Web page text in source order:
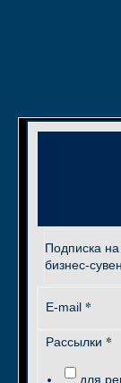
Подписка на
бизнес-
E-mail *
Рассылки *
для